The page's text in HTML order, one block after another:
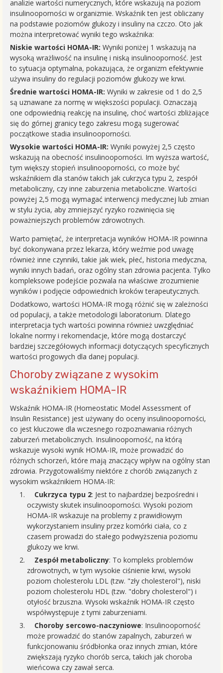
analizie wartości numerycznych, które wskazują na poziom
insulinooporności w organizmie. Wskaźnik ten jest obliczany
na podstawie poziomów glukozy i insuliny na czczo. Oto jak
można interpretować wyniki tego wskaźnika:
Niskie wartości HOMA-IR: Wyniki poniżej 1 wskazują na
wysoką wrażliwość na insulinę i niską insulinooporność. Jest
to sytuacja optymalna, pokazująca, że organizm efektywnie
używa insuliny do regulacji poziomów glukozy we krwi.
Średnie wartości HOMA-IR: Wyniki w zakresie od 1 do 2,5
są uznawane za normę w większości populacji. Oznaczają
one odpowiednią reakcję na insulinę, choć wartości zbliżające
się do górnej granicy tego zakresu mogą sugerować
początkowe stadia insulinooporności.
Wysokie wartości HOMA-IR: Wyniki powyżej 2,5 często
wskazują na obecność insulinooporności. Im wyższa wartość,
tym większy stopień insulinooporności, co może być
wskaźnikiem dla stanów takich jak cukrzyca typu 2, zespół
metaboliczny, czy inne zaburzenia metaboliczne. Wartości
powyżej 2,5 mogą wymagać interwencji medycznej lub zmian
w stylu życia, aby zmniejszyć ryzyko rozwinięcia się
poważniejszych problemów zdrowotnych.
Warto pamiętać, że interpretacja wyników HOMA-IR powinna
być dokonywana przez lekarza, który weźmie pod uwagę
również inne czynniki, takie jak wiek, płeć, historia medyczna,
wyniki innych badań, oraz ogólny stan zdrowia pacjenta. Tylko
kompleksowe podejście pozwala na właściwe zrozumienie
wyników i podjęcie odpowiednich kroków terapeutycznych.
Dodatkowo, wartości HOMA-IR mogą różnić się w zależności
od populacji, a także metodologii laboratorium. Dlatego
interpretacja tych wartości powinna również uwzględniać
lokalne normy i rekomendacje, które mogą dostarczyć
bardziej szczegółowych informacji dotyczących specyficznych
wartości progowych dla danej populacji.
Choroby związane z wysokim
wskaźnikiem HOMA-IR
Wskaźnik HOMA-IR (Homeostatic Model Assessment of
Insulin Resistance) jest używany do oceny insulinooporności,
co jest kluczowe dla wczesnego rozpoznawania różnych
zaburzeń metabolicznych. Insulinooporność, na którą
wskazuje wysoki wynik HOMA-IR, może prowadzić do
różnych schorzeń, które mają znaczący wpływ na ogólny stan
zdrowia. Przygotowaliśmy niektóre z chorób związanych z
wysokim wskaźnikiem HOMA-IR:
Cukrzyca typu 2: Jest to najbardziej bezpośredni i
oczywisty skutek insulinooporności. Wysoki poziom
HOMA-IR wskazuje na problemy z prawidłowym
wykorzystaniem insuliny przez komórki ciała, co z
czasem prowadzi do stałego podwyższenia poziomu
glukozy we krwi.
Zespół metaboliczny: To kompleks problemów
zdrowotnych, w tym wysokie ciśnienie krwi, wysoki
poziom cholesterolu LDL (tzw. "zły cholesterol"), niski
poziom cholesterolu HDL (tzw. "dobry cholesterol") i
otyłość brzuszna. Wysoki wskaźnik HOMA-IR często
współwystępuje z tymi zaburzeniami.
Choroby sercowo-naczyniowe: Insulinooporność
może prowadzić do stanów zapalnych, zaburzeń w
funkcjonowaniu śródbłonka oraz innych zmian, które
zwiększają ryzyko chorób serca, takich jak choroba
wieńcowa czy zawał serca.